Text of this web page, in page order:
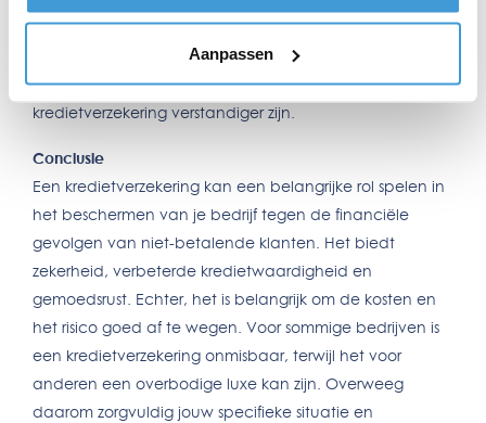
Aanpassen
niet-betalende klanten.
In sommige sectoren is het risico op wanbetaling
hoger dan in andere. In risicovolle sectoren kan een
kredietverzekering verstandiger zijn.
Conclusie
Een kredietverzekering kan een belangrijke rol spelen in
het beschermen van je bedrijf tegen de financiële
gevolgen van niet-betalende klanten. Het biedt
zekerheid, verbeterde kredietwaardigheid en
gemoedsrust. Echter, het is belangrijk om de kosten en
het risico goed af te wegen. Voor sommige bedrijven is
een kredietverzekering onmisbaar, terwijl het voor
anderen een overbodige luxe kan zijn. Overweeg
daarom zorgvuldig jouw specifieke situatie en